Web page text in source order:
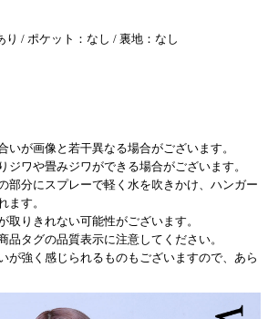
り / ポケット：なし / 裏地：なし
いが画像と若干異なる場合がございます。
ジワや畳みジワができる場合がございます。
部分にスプレーで軽く水を吹きかけ、ハンガー
ます。
りきれない可能性がございます。
品タグの品質表示に注意してください。
が強く感じられるものもございますので、あら